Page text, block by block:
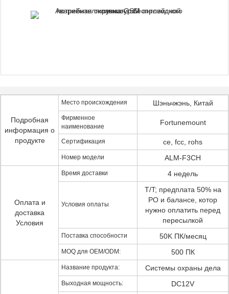
Подробная
информация о
продукте
Место происхождения Шэньчжэнь, Китай
Фирменное
наименование
Fortunemount
Сертификация ce, fcc, rohs
Номер модели ALM-F3CH
Оплата и
доставка
Условия
Время доставки 4 недель
Условия оплаты
T/T; предплата 50% на
PO и балансе, котор
нужно оплатить перед
пересылкой
Поставка способности 50K ПК/месяц
MOQ для OEM/ODM: 500 ПК
Название продукта: Системы охраны дела
Выходная мощность: DC12V